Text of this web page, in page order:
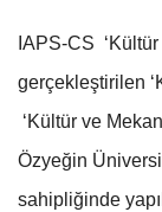
IAPS-CS ‘Kültür
gerçekleştirilen
‘Kültür ve
Özyeğin
sahipliğinde